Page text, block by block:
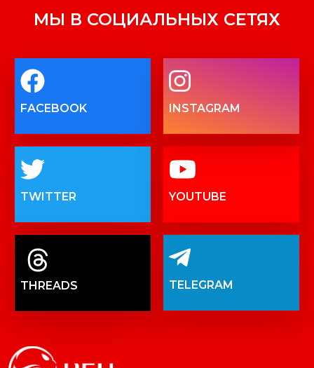
МЫ В СОЦИАЛЬНЫХ СЕТЯХ
FACEBOOK INSTAGRAM
TWITTER YOUTUBE
THREADS TELEGRAM